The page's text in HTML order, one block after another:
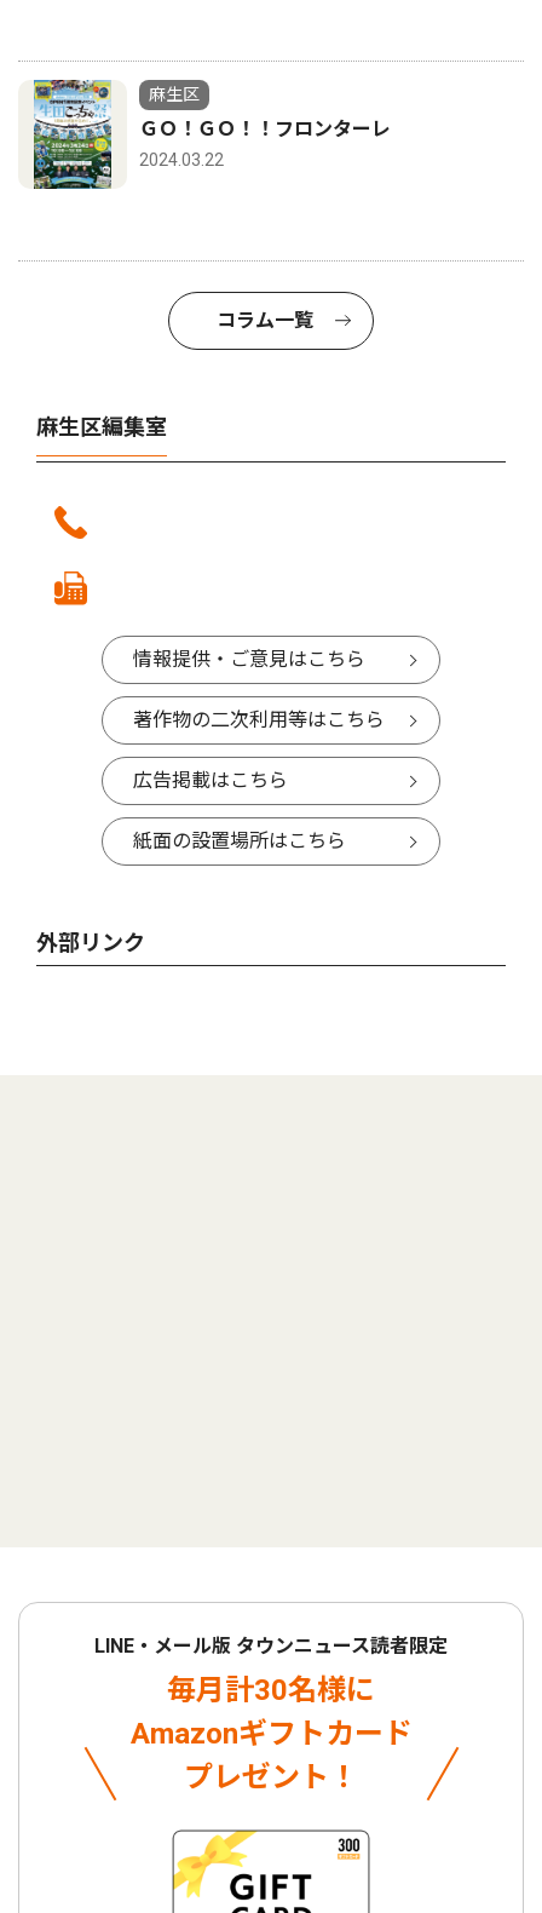
麻生区
ＧＯ！ＧＯ！！フロンターレ
2024.03.22
コラム一覧
麻生区編集室
情報提供・ご意見はこちら
著作物の二次利用等はこちら
広告掲載はこちら
紙面の設置場所はこちら
外部リンク
LINE・メール版 タウンニュース読者限定
毎月計30名様に
Amazonギフトカード
プレゼント！